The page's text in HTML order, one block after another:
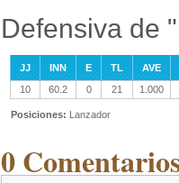
Defensiva de
JJ INN E TL
AVE
10
60.2 0 21 1.000
Posiciones: Lanzador
0